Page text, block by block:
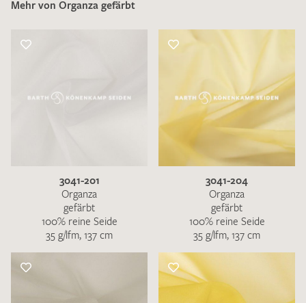
Mehr von Organza gefärbt
3041-201
Organza
gefärbt
100% reine Seide
35 g/lfm, 137 cm
3041-204
Organza
gefärbt
100% reine Seide
35 g/lfm, 137 cm